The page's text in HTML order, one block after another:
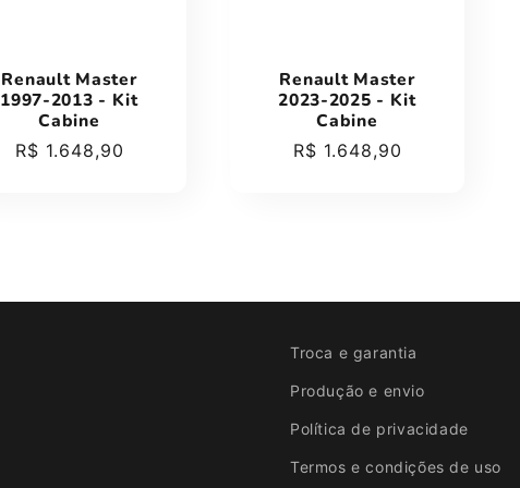
Renault Master
1997-2013 - Kit
Cabine
Preço
R$ 1.648,90
Renault Master
2023-2025 - Kit
Cabine
Preço
R$ 1.648,90
Troca e garantia
Produção e envio
Política de privacidade
Termos e condições de uso